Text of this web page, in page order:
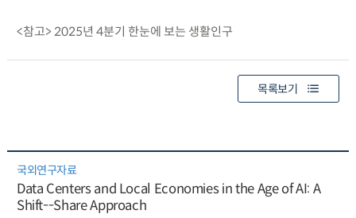
<참고> 2025년 4분기 한눈에 보는 생활인구
목록보기
국외연구자료
Data Centers and Local Economies in the Age of AI: A
Shift--Share Approach